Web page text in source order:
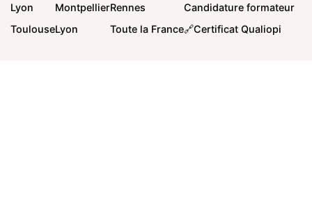
Lyon
Toulouse
Montpellier
Lyon
Rennes
Toute la France
Candidature formateur
🔗Certificat Qualiopi